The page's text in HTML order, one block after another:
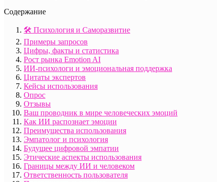
Содержание
🛠️ Психология и Саморазвитие
Примеры запросов
Цифры, факты и статистика
Рост рынка Emotion AI
ИИ-психологи и эмоциональная поддержка
Цитаты экспертов
Кейсы использования
Опрос
Отзывы
Ваш проводник в мире человеческих эмоций
Как ИИ распознает эмоции
Преимущества использования
Эмпатолог и психология
Будущее цифровой эмпатии
Этические аспекты использования
Границы между ИИ и человеком
Ответственность пользователя